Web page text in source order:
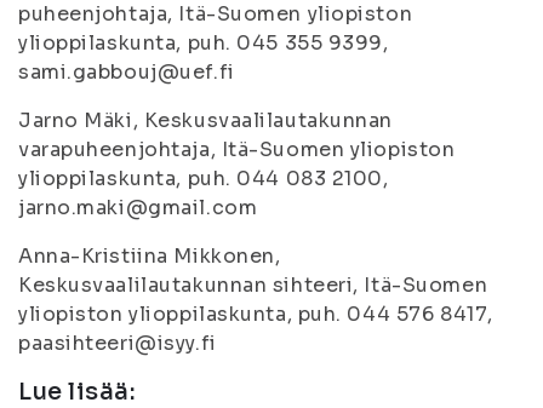
puheenjohtaja, Itä-Suomen yliopiston
ylioppilaskunta, puh. 045 355 9399,
sami.gabbouj@uef.fi
Jarno Mäki, Keskusvaalilautakunnan
varapuheenjohtaja, Itä-Suomen yliopiston
ylioppilaskunta, puh. 044 083 2100,
jarno.maki@gmail.com
Anna-Kristiina Mikkonen,
Keskusvaalilautakunnan sihteeri, Itä-Suomen
yliopiston ylioppilaskunta, puh. 044 576 8417,
paasihteeri@isyy.fi
Lue lisää: